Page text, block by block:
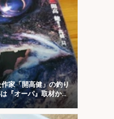
家「開高健」の釣り
『オーパ』取材から